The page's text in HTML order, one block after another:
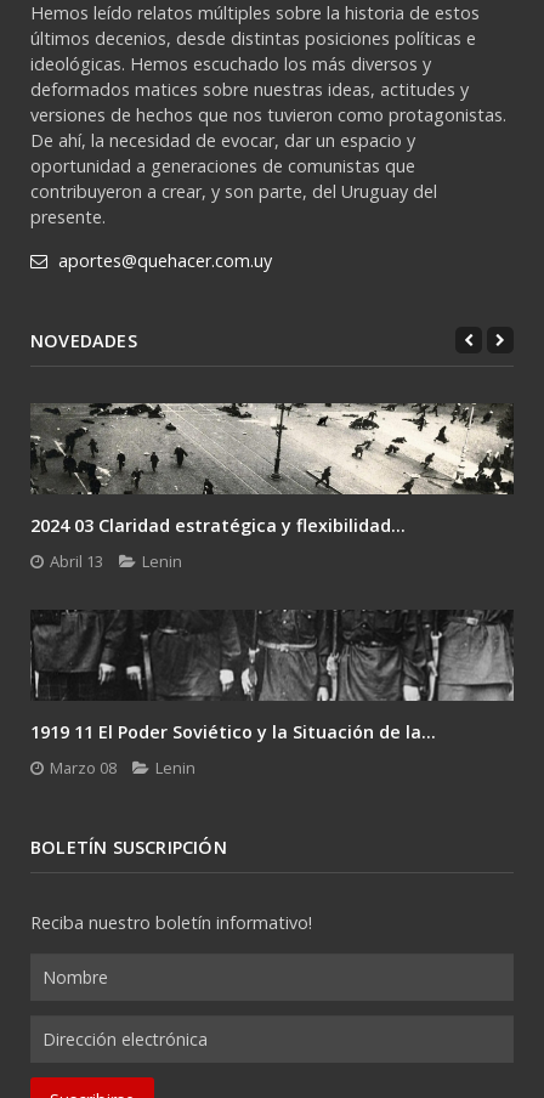
Hemos leído relatos múltiples sobre la historia de estos
últimos decenios, desde distintas posiciones políticas e
ideológicas. Hemos escuchado los más diversos y
deformados matices sobre nuestras ideas, actitudes y
versiones de hechos que nos tuvieron como protagonistas.
De ahí, la necesidad de evocar, dar un espacio y
oportunidad a generaciones de comunistas que
contribuyeron a crear, y son parte, del Uruguay del
presente.
aportes@quehacer.com.uy
NOVEDADES
2024 03 Claridad estratégica y flexibilidad...
Abril 13 Lenin
1919 11 El Poder Soviético y la Situación de la...
Marzo 08 Lenin
BOLETÍN SUSCRIPCIÓN
Reciba nuestro boletín informativo!